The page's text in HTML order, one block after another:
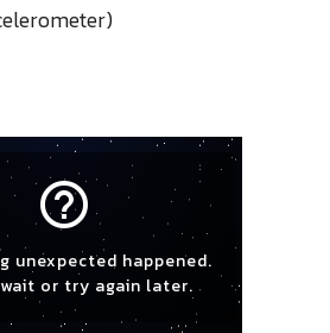
help_outline
unexpected happened.
or try again later.